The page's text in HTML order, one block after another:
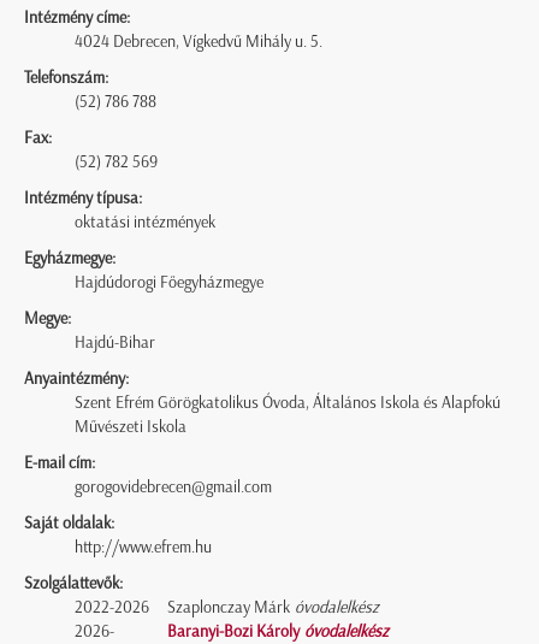
Intézmény címe:
4024 Debrecen, Vígkedvű Mihály u. 5.
Telefonszám:
(52) 786 788
Fax:
(52) 782 569
Intézmény típusa:
oktatási intézmények
Egyházmegye:
Hajdúdorogi Főegyházmegye
Megye:
Hajdú-Bihar
Anyaintézmény:
Szent Efrém Görögkatolikus Óvoda, Általános Iskola és Alapfokú
Művészeti Iskola
E-mail cím:
gorogovidebrecen@gmail.com
Saját oldalak:
http://www.efrem.hu
Szolgálattevők:
2022-2026
Szaplonczay Márk óvodalelkész
2026-
Baranyi-Bozi Károly óvodalelkész